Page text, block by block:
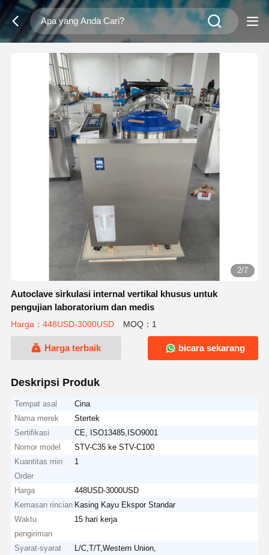
2/7
Autoclave sirkulasi internal vertikal khusus untuk
pengujian laboratorium dan medis
Harga：448USD-3000USD MOQ：1
Harga terbaik bicara sekarang
Deskripsi Produk
Tempat asal
Cina
Nama merek
Stertek
Sertifikasi
CE, ISO13485,ISO9001
Nomor model
STV-C35 ke STV-C100
Kuantitas min
Order
1
Harga
448USD-3000USD
Kemasan rincian Kasing Kayu Ekspor Standar
Waktu
pengiriman
15 hari kerja
Syarat-syarat
L/C,T/T,Western Union,